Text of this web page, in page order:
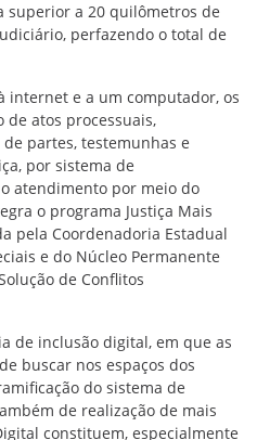
superior a 20 quilômetros de
perfazendo o total de
internet e a um computador, os
de atos processuais,
partes, testemunhas e
por sistema de
atendimento por meio do
o programa Justiça Mais
pela Coordenadoria Estadual
e do Núcleo Permanente
de Conflitos
de inclusão digital, em que as
buscar nos espaços dos
do sistema de
de realização de mais
constituem, especialmente